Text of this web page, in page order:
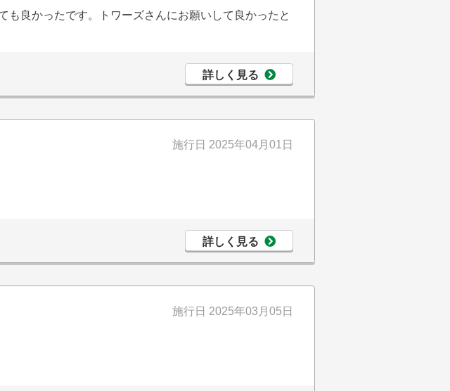
良かったです。トワーズさんにお願いして良かったと
詳しく見る
施行日 2025年04月01日
詳しく見る
施行日 2025年03月05日